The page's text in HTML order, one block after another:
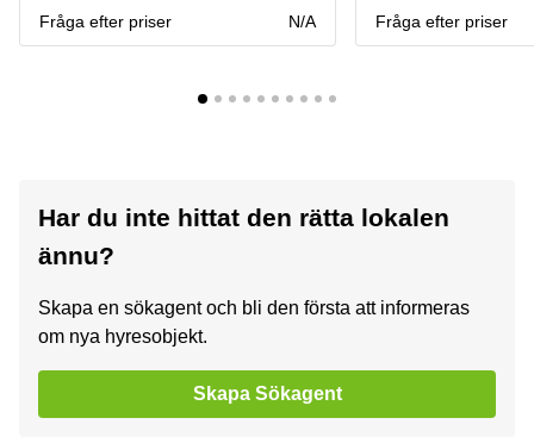
Fråga efter priser
N/A
Fråga efter priser
Har du inte hittat den rätta lokalen
ännu?
Skapa en sökagent och bli den första att informeras
om nya hyresobjekt.
Skapa Sökagent